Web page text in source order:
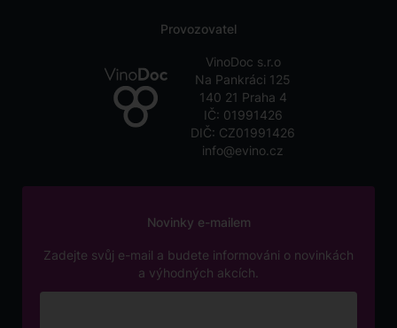
Provozovatel
VinoDoc s.r.o
Na Pankráci 125
140 21 Praha 4
IČ: 01991426
DIČ: CZ01991426
info@evino.cz
Novinky e-mailem
Zadejte svůj e-mail a budete informováni o novinkách
a výhodných akcích.